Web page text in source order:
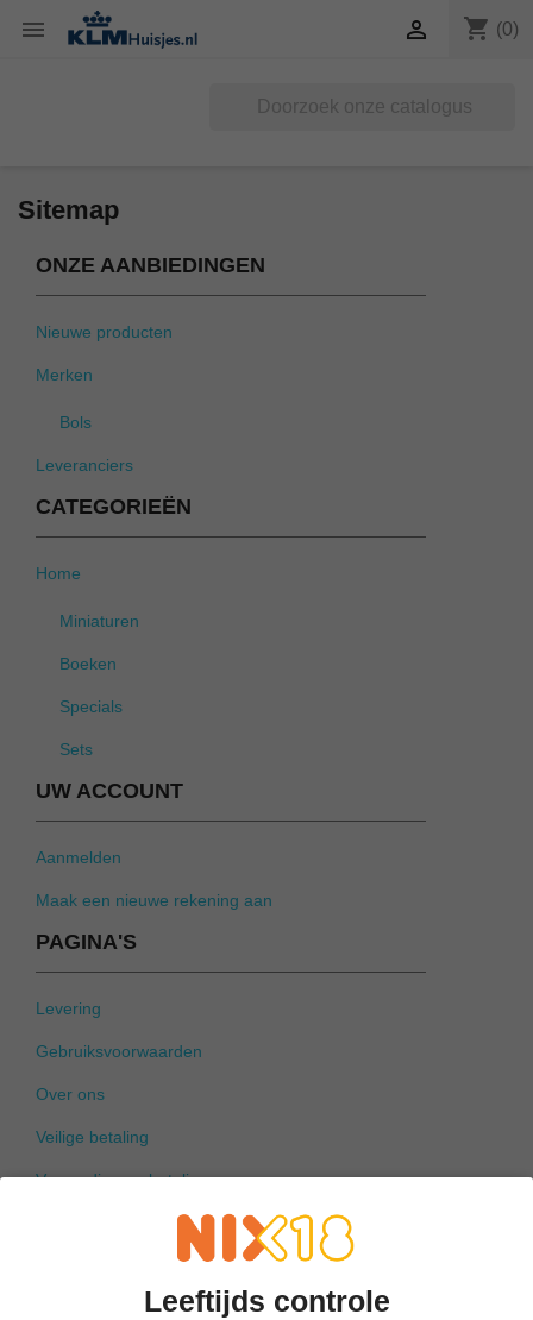
 shopping_cart (0)

Sitemap
ONZE AANBIEDINGEN
Nieuwe producten
Merken
Bols
Leveranciers
CATEGORIEËN
Home
Miniaturen
Boeken
Specials
Sets
UW ACCOUNT
Aanmelden
Maak een nieuwe rekening aan
PAGINA'S
Levering
Gebruiksvoorwaarden
Over ons
Veilige betaling
Verzending en betaling
KLM Huisjes geschiedenis
Leeftijds controle